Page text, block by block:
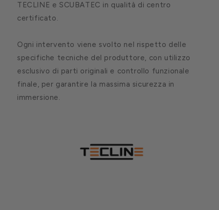
TECLINE e SCUBATEC in qualità di centro
certificato.
Ogni intervento viene svolto nel rispetto delle
specifiche tecniche del produttore, con utilizzo
esclusivo di parti originali e controllo funzionale
finale, per garantire la massima sicurezza in
immersione.